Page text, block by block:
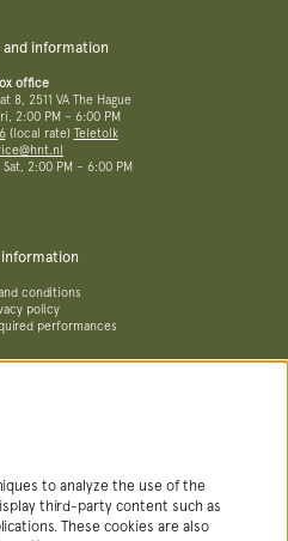
and information
office
8, 2511 VA The Hague
2:00 PM – 6:00 PM
(local rate) Teletolk
2:00 PM – 6:00 PM
conditions
policy
performances
to analyze the use of the
third-party content such as
These cookies are also